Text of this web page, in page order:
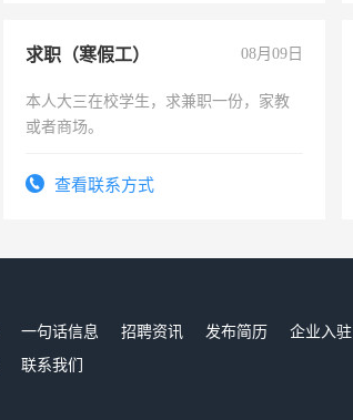
求职（寒假工） 08月09日
本人大三在校学生，求兼职一份，家教
或者商场。
查看联系方式
一句话信息 招聘资讯 发布简历 企业入驻
联系我们